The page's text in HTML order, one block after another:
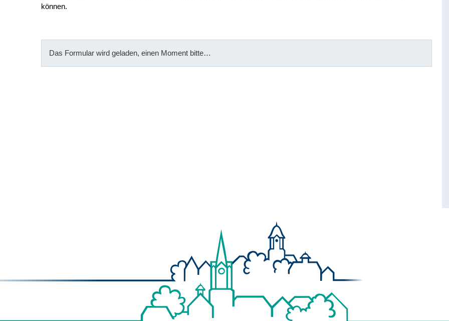
können.
Das Formular wird geladen, einen Moment bitte…